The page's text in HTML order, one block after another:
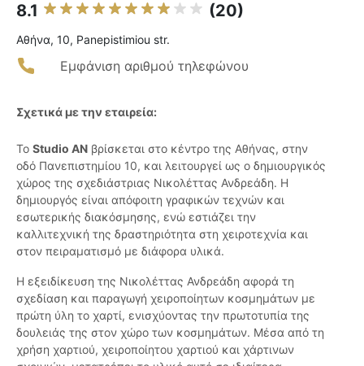
8.1 (20)
Αθήνα, 10, Panepistimiou str.
Εμφάνιση αριθμού τηλεφώνου
Σχετικά με την εταιρεία:
Το Studio AN βρίσκεται στο κέντρο της Αθήνας, στην
οδό Πανεπιστημίου 10, και λειτουργεί ως ο δημιουργικός
χώρος της σχεδιάστριας Νικολέττας Ανδρεάδη. Η
δημιουργός είναι απόφοιτη γραφικών τεχνών και
εσωτερικής διακόσμησης, ενώ εστιάζει την
καλλιτεχνική της δραστηριότητα στη χειροτεχνία και
στον πειραματισμό με διάφορα υλικά.
Η εξειδίκευση της Νικολέττας Ανδρεάδη αφορά τη
σχεδίαση και παραγωγή χειροποίητων κοσμημάτων με
πρώτη ύλη το χαρτί, ενισχύοντας την πρωτοτυπία της
δουλειάς της στον χώρο των κοσμημάτων. Μέσα από τη
χρήση χαρτιού, χειροποίητου χαρτιού και χάρτινων